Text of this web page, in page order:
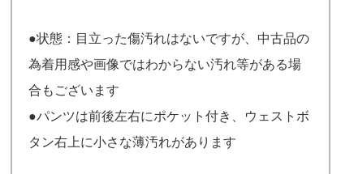
●状態：目立った傷汚れはないですが、中古品の
為着用感や画像ではわからない汚れ等がある場
合もございます
●パンツは前後左右にポケット付き、ウェストボ
タン右上に小さな薄汚れがあります